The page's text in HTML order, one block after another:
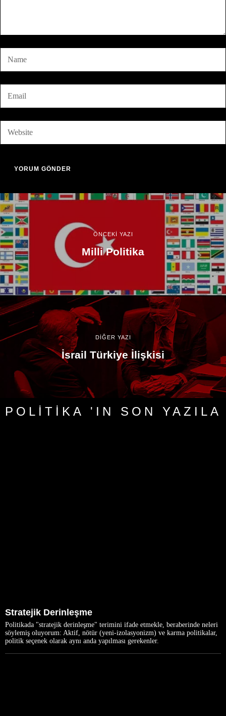
ÖNCEKİ YAZI
Milli Politika
DİĞER YAZI
İsrail Türkiye İlişkisi
POLITIKA 'IN SON
Stratejik Derinleşme
Politikada "stratejik derinleşme" terimini ifade etmekle, beraberinde neleri
söylemiş oluyorum: Aktif, nötür (yeni-izolasyonizm) ve karma politikalar,
politik seçenek olarak aynı anda yapılması gerekenler.